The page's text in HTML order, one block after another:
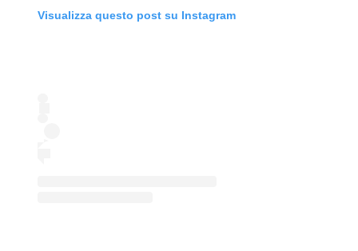
Visualizza questo post su Instagram